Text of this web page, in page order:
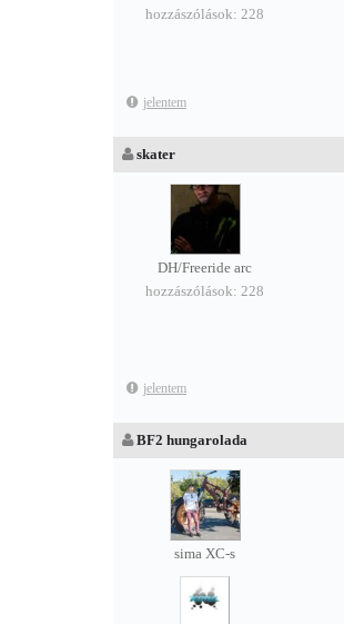
hozzászólások: 228
jelentem
skater
DH/Freeride arc
hozzászólások: 228
jelentem
BF2 hungarolada
sima XC-s